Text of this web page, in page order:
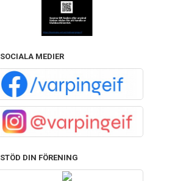
SOCIALA MEDIER
STÖD DIN FÖRENING